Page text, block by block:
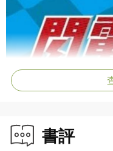
書評